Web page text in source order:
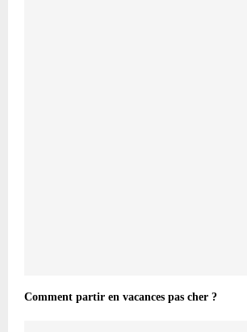
Comment partir en vacances pas cher ?